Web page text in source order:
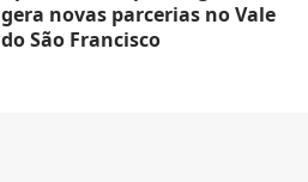
gera novas parcerias no Vale
do São Francisco